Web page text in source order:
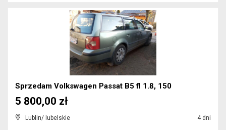
Sprzedam Volkswagen Passat B5 fl 1.8, 150
Lublin/ lubelskie 4 dni
5 800,00 zł